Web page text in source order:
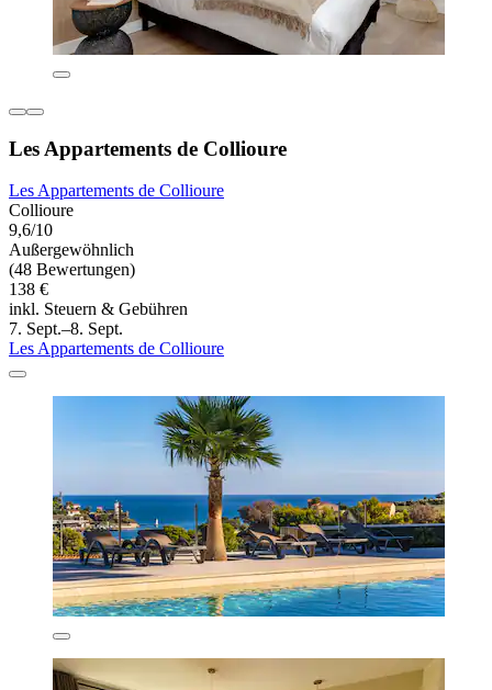
Les Appartements de Collioure
Les Appartements de Collioure
Collioure
9,6/10
Außergewöhnlich
(48 Bewertungen)
138 €
inkl. Steuern & Gebühren
7. Sept.–8. Sept.
Les Appartements de Collioure